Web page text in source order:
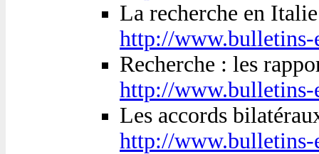
La recherche en Italie
http://www.bulletins-
Recherche : les
http://www.bulletins-
Les accords
http://www.bulletins-